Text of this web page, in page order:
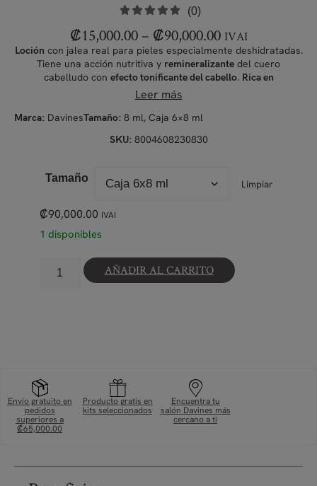
(0)
₡15,000.00– ₡90,000.00 IVAI
Loción con jalea real para pieles especialmente deshidratadas.
Tiene una acción nutritiva y remineralizante del cuero
cabelludo con efecto tonificante del cabello. Rica en
aminoácidos esencialescon propiedades calmantes,
aporta enormes
Leer más
Marca: DavinesTamaño: 8 ml, Caja 6×8 ml
SKU: 8004608230830
Tamaño
Limpiar
₡90,000.00 IVAI
1 disponibles
AÑADIR AL CARRITO
Envío gratuito en
pedidos
superiores a
₡65,000.00
Producto gratis en
kits seleccionados
Encuentra tu
salón Davines más
cercano a ti